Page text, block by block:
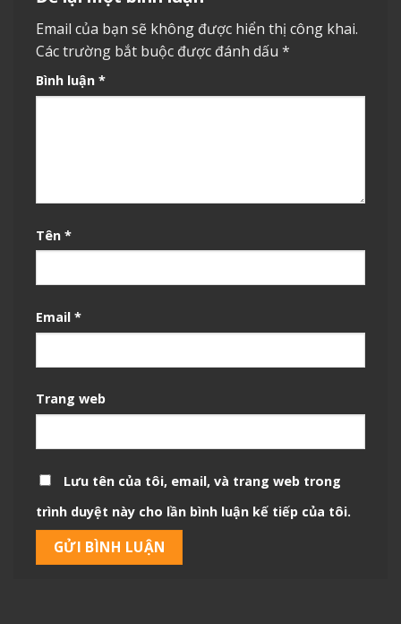
Email của bạn sẽ không được hiển thị công khai.
Các trường bắt buộc được đánh dấu *
Bình luận *
Tên *
Email *
Trang web
Lưu tên của tôi, email, và trang web trong
trình duyệt này cho lần bình luận kế tiếp của tôi.